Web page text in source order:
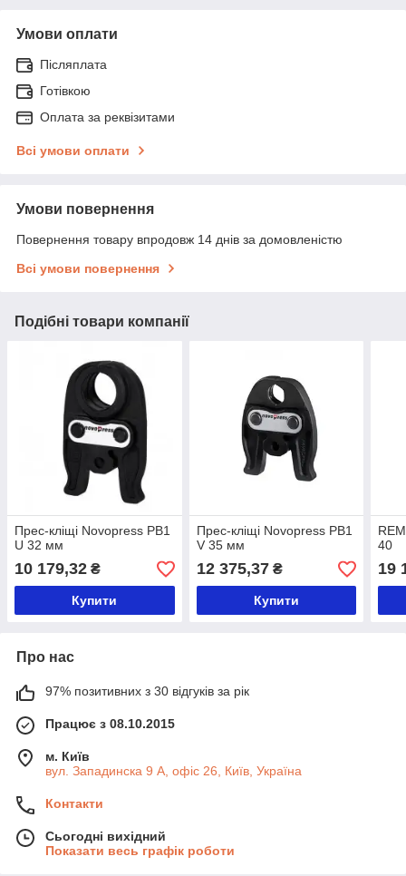
Умови оплати
Післяплата
Готівкою
Оплата за реквізитами
Всі умови оплати
Умови повернення
Повернення товару впродовж 14 днів за домовленістю
Всі умови повернення
Подібні товари компанії
Прес-кліщі Novopress PB1
U 32 мм
10 179,32 ₴
Купити
Прес-кліщі Novopress PB1
V 35 мм
12 375,37₴
Купити
40
19
Про нас
97% позитивних з 30 відгуків за рік
Працює з 08.10.2015
м. Київ
вул. Западинска 9 А, офіс 26, Київ, Україна
Контакти
Сьогодні вихідний
Показати весь графік роботи